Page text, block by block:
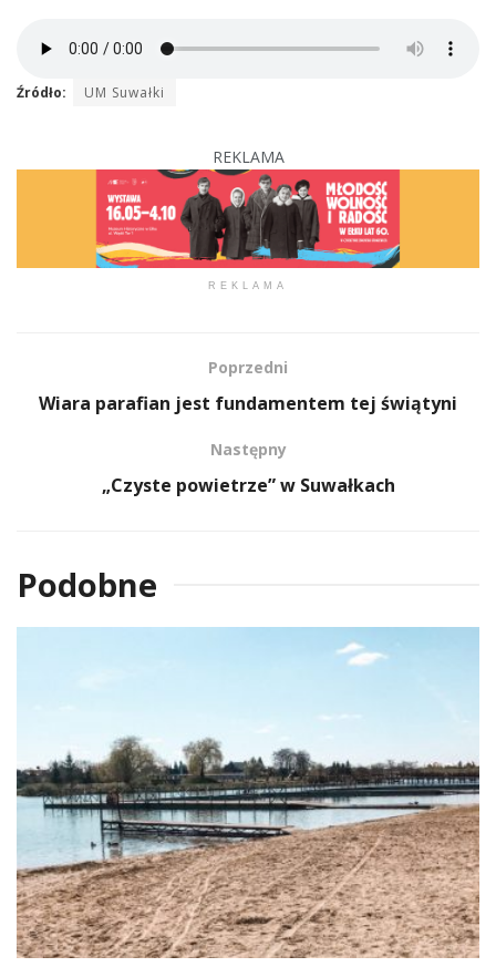
Źródło: UM Suwałki
REKLAMA
REKLAMA
Poprzedni
Wiara parafian jest fundamentem tej świątyni
Następny
„Czyste powietrze” w Suwałkach
Podobne